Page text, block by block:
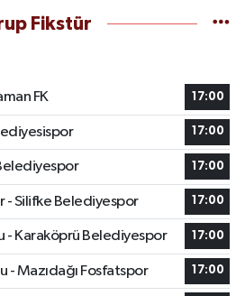
Fikstür
FK
17:00
17:00
17:00
Silifke Belediyespor 17:00
- Karaköprü Belediyespor 17:00
- Mazıdağı Fosfatspor 17:00